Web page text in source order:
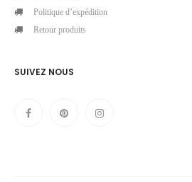
Politique d’expédition
Retour produits
SUIVEZ NOUS